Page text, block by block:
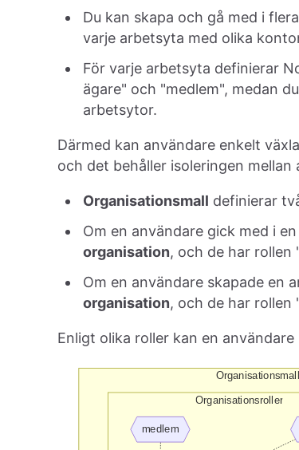
Du kan skapa och gå med i
varje arbetsyta med olika
För varje arbetsyta definierar
ägare" och "medlem", medan
arbetsytor.
Därmed kan användare enkelt
och det behåller isoleringen
Organisationsmall definierar
Om en användare gick med i
organisation, och de har rollen
Om en användare skapade en
organisation, och de har rollen
Enligt olika roller kan en